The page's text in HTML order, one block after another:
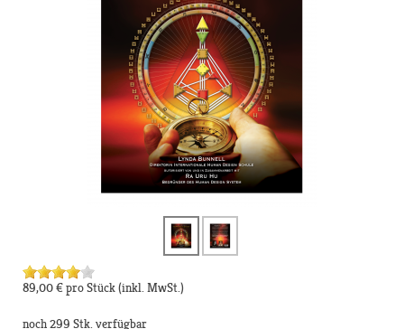
89,00 €pro Stück(inkl. MwSt.)
noch 299 Stk. verfügbar